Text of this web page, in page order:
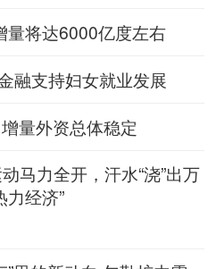
量将达6000亿度左右
融支持妇女就业发展
量外资总体稳定
马力全开，汗水“浇”出万
力经济”